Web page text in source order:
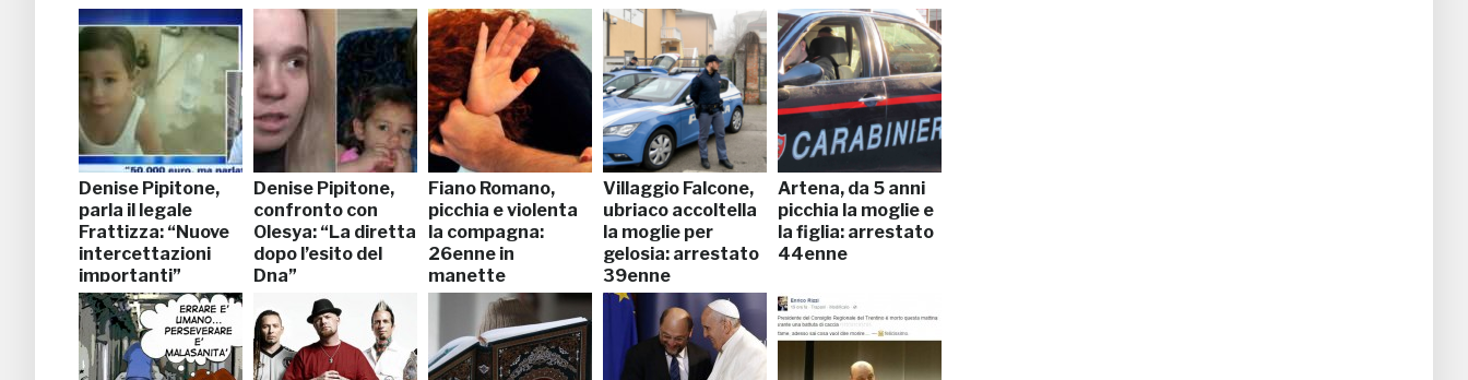
Denise Pipitone,
parla il legale
Frattizza: “Nuove
intercettazioni
importanti”
Denise Pipitone,
confronto con
Olesya: “La diretta
dopo l’esito del
Dna”
Fiano Romano,
picchia e violenta
la compagna:
26enne in
manette
Villaggio Falcone,
ubriaco accoltella
la moglie per
gelosia: arrestato
39enne
Artena, da 5 anni
picchia la moglie e
la figlia: arrestato
44enne